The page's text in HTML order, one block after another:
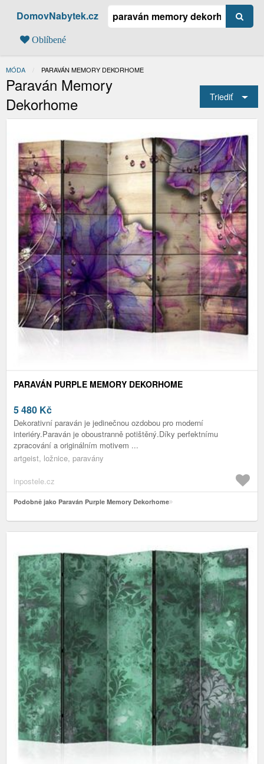
DomovNabytek.cz
Oblíbené
MÓDA AKTUÁLNÍ:
PARAVÁN MEMORY DEKORHOME
Paraván Memory
Dekorhome
Triediť
PARAVÁN PURPLE MEMORY DEKORHOME
5 480 Kč
Dekorativní paraván je jedinečnou ozdobou pro moderní
interiéry.Paraván je oboustranně potištěný.Díky perfektnímu
zpracování a originálním motivem ...
artgeist, ložnice, paravány
inpostele.cz
Podobně jako Paraván Purple Memory Dekorhome